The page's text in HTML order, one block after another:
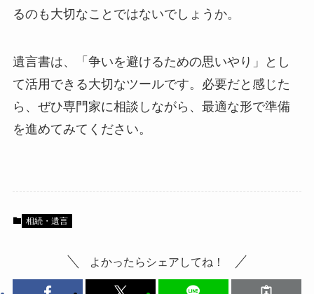
るのも大切なことではないでしょうか。
遺言書は、「争いを避けるための思いやり」とし
て活用できる大切なツールです。必要だと感じた
ら、ぜひ専門家に相談しながら、最適な形で準備
を進めてみてください。
相続・遺言
よかったらシェアしてね！